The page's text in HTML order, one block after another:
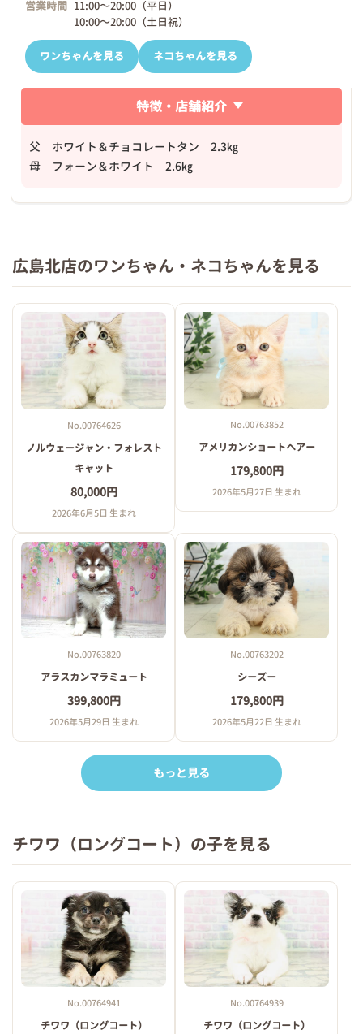
営業時間 11:00～20:00（平日）
10:00～20:00（土日祝）
ワンちゃんを見る ネコちゃんを見る
特徴・店舗紹介
父 ホワイト＆チョコレートタン 2.3㎏
母 フォーン＆ホワイト 2.6㎏
広島北店のワンちゃん・ネコちゃんを見る
No.00764626
ノルウェージャン・フォレスト
キャット
80,000円
2026年6月5日 生まれ
No.00763852
アメリカンショートヘアー
179,800円
2026年5月27日 生まれ
No.00763820
アラスカンマラミュート
399,800円
2026年5月29日 生まれ
No.00763202
シーズー
179,800円
2026年5月22日 生まれ
もっと見る
チワワ（ロングコート）の子を見る
No.00764941
チワワ（ロングコート）
No.00764939
チワワ（ロングコート）